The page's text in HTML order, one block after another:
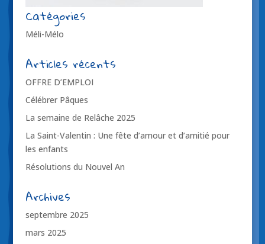
Catégories
Méli-Mélo
Articles récents
OFFRE D’EMPLOI
Célébrer Pâques
La semaine de Relâche 2025
La Saint-Valentin : Une fête d’amour et d’amitié pour
les enfants
Résolutions du Nouvel An
Archives
septembre 2025
mars 2025